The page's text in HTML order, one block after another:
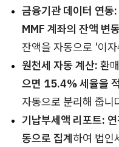
금융기관 데이터 연동:
MMF 계좌의 잔액 변
잔액을 자동으로 '이
원천세 자동 계산: 환
으면 15.4% 세율을
자동으로 분리해 줍니
기납부세액 리포트:
동으로 집계하여 법인